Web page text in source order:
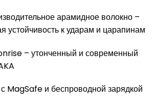
арамидное волокно –
устойчивость к ударам и царапинам
– утонченный и современный
MagSafe и беспроводной зарядкой